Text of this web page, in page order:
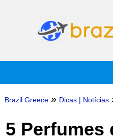
Brazil Greece » Dicas| Notícias
5 Perfumes